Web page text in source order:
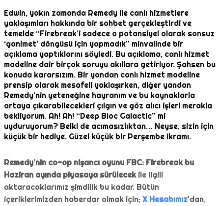
Edwin, yakın zamanda Remedy ile canlı hizmetlere
yaklaşımları hakkında bir sohbet gerçekleştirdi ve
temelde “Firebreak’i sadece o potansiyel olarak sonsuz
‘ganimet’ döngüsü için yapmadık” minvalinde bir
açıklama yaptıklarını söyledi. Bu açıklama, canlı hizmet
modeline dair birçok soruyu akıllara getiriyor. Şahsen bu
konuda kararsızım. Bir yandan canlı hizmet modeline
prensip olarak mesafeli yaklaşırken, diğer yandan
Remedy’nin yeteneğine hayranım ve bu kaynaklarla
ortaya çıkarabilecekleri çılgın ve göz alıcı işleri merakla
bekliyorum. Ah! Ah! “Deep Bloc Galactic” mi
uyduruyorum? Belki de acımasızlıktan… Neyse, sizin için
küçük bir hediye. Güzel küçük bir Perşembe ikramı.
Remedy’nin co-op nişancı oyunu FBC: Firebreak bu
Haziran ayında piyasaya sürülecekile ilgili
aktaracaklarımız şimdilik bu kadar. Bütün
içeriklerimizden haberdar olmak için; X Hesabımız'dan,